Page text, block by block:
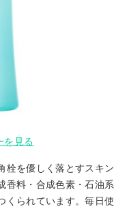
を見る
栓を優しく落とすスキン
香料・合成色素・石油系
くられています。毎日使